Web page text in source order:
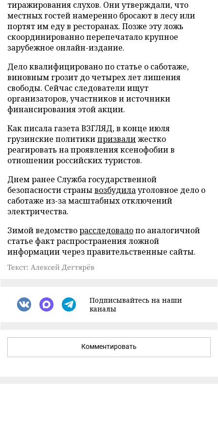
тиражирования слухов. Они утверждали, что
местных гостей намеренно бросают в лесу или
портят им еду в ресторанах. Позже эту ложь
скоординированно перепечатало крупное
зарубежное онлайн-издание.
Дело квалифицировано по статье о саботаже,
виновным грозит до четырех лет лишения
свободы. Сейчас следователи ищут
организаторов, участников и источники
финансирования этой акции.
Как писала газета ВЗГЛЯД, в конце июля
грузинские политикипризвалижестко
реагировать на проявления ксенофобии в
отношении российских туристов.
Днем ранее Служба государственной
безопасности странывозбудилауголовное дело о
саботаже из-за масштабных отключений
электричества.
Зимой ведомстворасследовалопо аналогичной
статье факт распространения ложной
информации через правительственные сайты.
Текст: Алексей Дегтярёв
Подписывайтесь на наши
каналы
Комментировать